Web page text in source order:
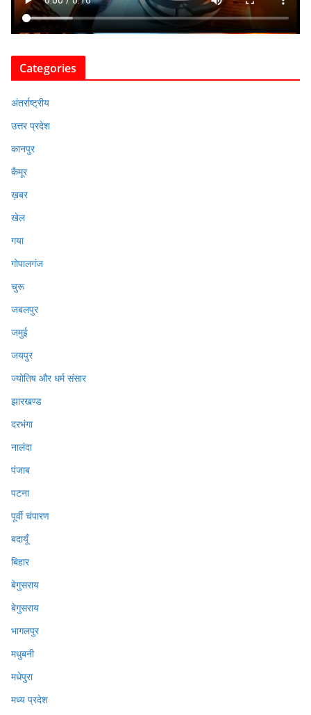
Categories
अंतर्राष्ट्रीय
उत्तर प्रदेश
कानपुर
कैमूर
ख़बर
खेल
गया
गोपालगंज
चुरू
जबलपुर
जमुई
जयपुर
ज्योतिष और धर्म संसार
झारखण्ड
दरभंगा
नालंदा
पंजाब
पटना
पूर्वी चंपारण
बदायूँ
बिहार
बेगुसराय
बेगुसराय
भागलपुर
मधुबनी
मधेपुरा
मध्य प्रदेश